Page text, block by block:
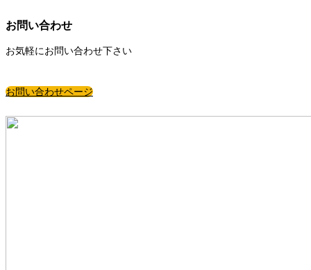
お問い合わせ
お気軽にお問い合わせ下さい
お問い合わせページ